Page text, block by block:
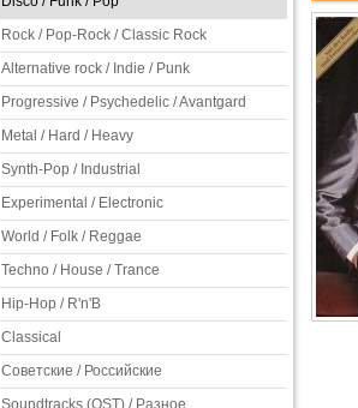
Rock / Pop-Rock / Classic Rock
Alternative rock / Indie / Punk
Progressive / Psychedelic / Avantgard
Metal / Hard / Heavy
Synth-Pop / Industrial
Experimental / Electronic
World / Folk / Reggae
Techno / House / Trance
Hip-Hop / R'n'B
Classical
Советские / Российские
Soundtracks (OST) / Разное